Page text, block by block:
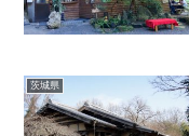
茨城県